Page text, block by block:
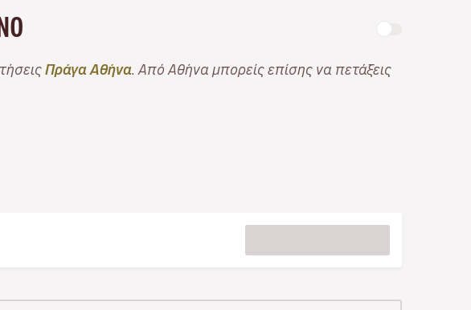
Πράγα Αθήνα . Από Αθήνα μπορείς επίσης να πετάξεις